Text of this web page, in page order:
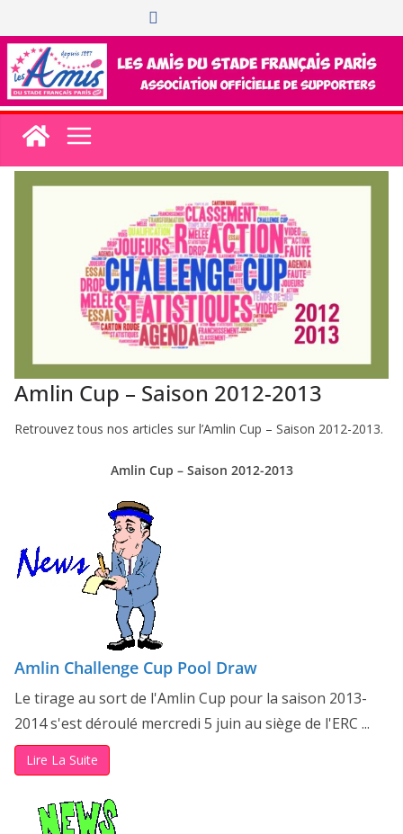
au
contenu
Amlin Cup – Saison 2012-2013
Retrouvez tous nos articles sur l’Amlin Cup – Saison 2012-2013.
Amlin Cup – Saison 2012-2013
Amlin Challenge Cup Pool Draw
Le tirage au sort de l'Amlin Cup pour la saison 2013-
2014 s'est déroulé mercredi 5 juin au siège de l'ERC ...
Lire La Suite